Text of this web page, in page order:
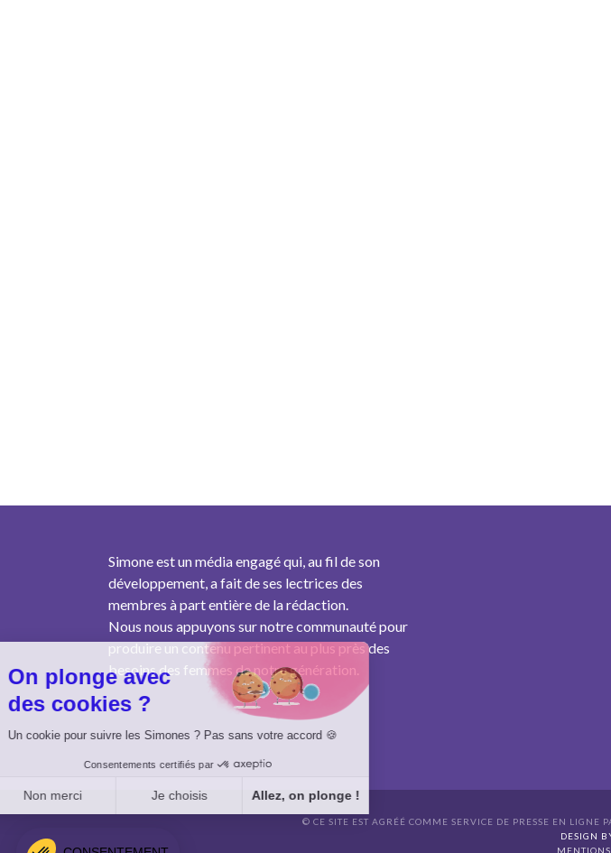
Simone est un média engagé qui, au fil de son
développement, a fait de ses lectrices des
membres à part entière de la rédaction.
Nous nous appuyons sur notre communauté pour
produire un contenu pertinent au plus près des
besoins des femmes de notre génération.
© CE SITE EST AGRÉÉ COMME SERVICE DE PRESSE EN
DESIGN
On plonge avec
des cookies ?
Un cookie pour suivre les Simones ? Pas sans votre accord 🍪
Consentements certifiés par
Non merci Je choisis Allez, on plonge !
Plateforme de Gestion du Consentement : Personnalisez vos Options